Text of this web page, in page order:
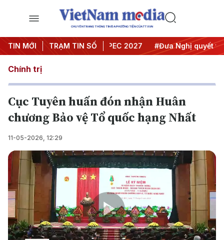
CHUYÊN TRANG THÔNG TIN ĐA PHƯƠNG TIỆN CỦA TTXVN
TIN MỚI TRẠM TIN SỐ
nghị Trung ương 3 #APEC 2027 #Đưa Nghị quyết thành
Chính trị
Cục Tuyên huấn đón nhận Huân
chương Bảo vệ Tổ quốc hạng Nhất
11-05-2026, 12:29
Play